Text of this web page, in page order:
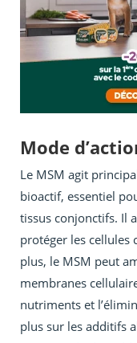
Mode
Le MSM agit
bioactif, essentiel
tissus conjonctifs. Il
protéger les cellules
plus, le MSM peut
membranes
nutriments et
plus sur les additifs